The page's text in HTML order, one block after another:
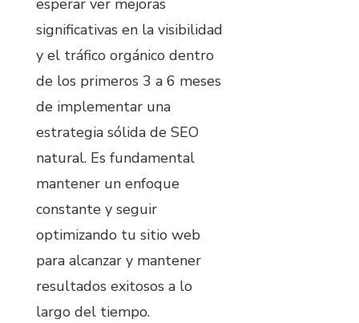
significativas en la visibilidad
y el tráfico orgánico dentro
de los primeros 3 a 6 meses
de implementar una
estrategia sólida de SEO
natural. Es fundamental
mantener un enfoque
constante y seguir
optimizando tu sitio web
para alcanzar y mantener
resultados exitosos a lo
largo del tiempo.